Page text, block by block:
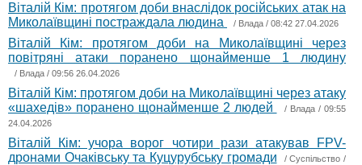
Віталій Кім: протягом доби внаслідок російських атак на
Миколаївщині постраждала людина
/ Влада / 08:42 27.04.2026
Віталій Кім: протягом доби на Миколаївщині через
повітряні атаки поранено щонайменше 1 людину
/ Влада / 09:56 26.04.2026
Віталій Кім: протягом доби на Миколаївщині через атаку
«шахедів» поранено щонайменше 2 людей
/ Влада / 09:55
24.04.2026
Віталій Кім: учора ворог чотири рази атакував FPV-
дронами Очаківську та Куцурубську громади
/Суспільство /